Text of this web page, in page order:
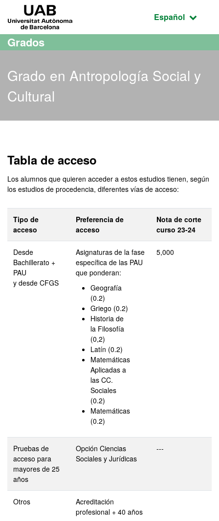
Acceso al contenido principal
Acceso a la navegación de la página
Idioma
Español
Grados
Grado en Antropología Social y
Cultural
Tabla de acceso
Los alumnos que quieren acceder a estos estudios tienen, según
los estudios de procedencia, diferentes vías de acceso:
Tipo de
acceso
Preferencia de
acceso
Nota de corte
curso 23-24
Desde
Bachillerato +
PAU
y desde CFGS
Asignaturas de la fase
específica de las PAU
que ponderan:
Geografía
(0.2)
Griego (0.2)
Historia de
la Filosofía
(0,2)
Latín (0.2)
Matemáticas
Aplicadas a
las CC.
Sociales
(0.2)
Matemáticas
(0.2)
5,000
Pruebas de
acceso para
mayores de 25
años
Opción Ciencias
Sociales y Jurídicas
---
Otros
Acreditación
profesional + 40 años